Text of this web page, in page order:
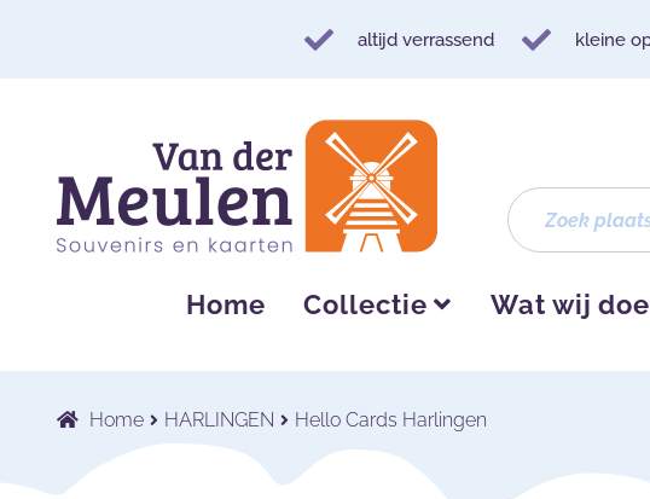
altijd verrassend kleine
navigatie
inhoud
Home Collectie Wat wij
Home HARLINGEN Hello Cards Harlingen